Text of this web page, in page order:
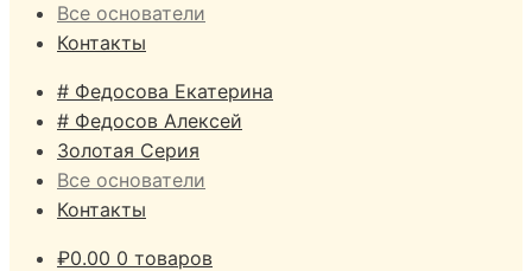
Все основатели
Контакты
# Федосова Екатерина
# Федосов Алексей
Золотая Серия
Все основатели
Контакты
₽0.00 0 товаров